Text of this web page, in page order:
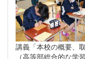
講義「本校の概要
（高等部総合的な学